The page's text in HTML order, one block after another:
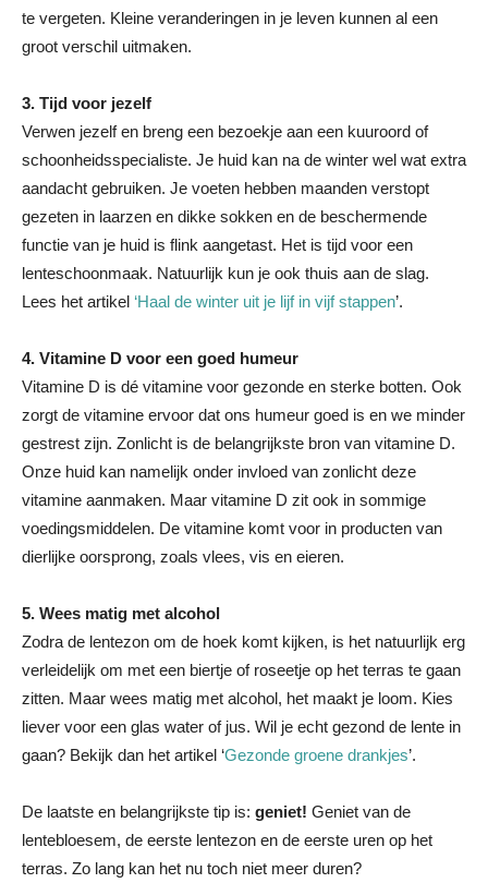
te vergeten. Kleine veranderingen in je leven kunnen al een
groot verschil uitmaken.
3. Tijd voor jezelf
Verwen jezelf en breng een bezoekje aan een kuuroord of
schoonheidsspecialiste. Je huid kan na de winter wel wat extra
aandacht gebruiken. Je voeten hebben maanden verstopt
gezeten in laarzen en dikke sokken en de beschermende
functie van je huid is flink aangetast. Het is tijd voor een
lenteschoonmaak. Natuurlijk kun je ook thuis aan de slag.
Lees het artikel ‘Haal de winter uit je lijf in vijf stappen’.
4. Vitamine D voor een goed humeur
Vitamine D is dé vitamine voor gezonde en sterke botten. Ook
zorgt de vitamine ervoor dat ons humeur goed is en we minder
gestrest zijn. Zonlicht is de belangrijkste bron van vitamine D.
Onze huid kan namelijk onder invloed van zonlicht deze
vitamine aanmaken. Maar vitamine D zit ook in sommige
voedingsmiddelen. De vitamine komt voor in producten van
dierlijke oorsprong, zoals vlees, vis en eieren.
5. Wees matig met alcohol
Zodra de lentezon om de hoek komt kijken, is het natuurlijk erg
verleidelijk om met een biertje of roseetje op het terras te gaan
zitten. Maar wees matig met alcohol, het maakt je loom. Kies
liever voor een glas water of jus. Wil je echt gezond de lente in
gaan? Bekijk dan het artikel ‘Gezonde groene drankjes’.
De laatste en belangrijkste tip is: geniet! Geniet van de
lentebloesem, de eerste lentezon en de eerste uren op het
terras. Zo lang kan het nu toch niet meer duren?